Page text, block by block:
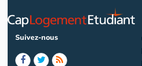
Suivez-nous